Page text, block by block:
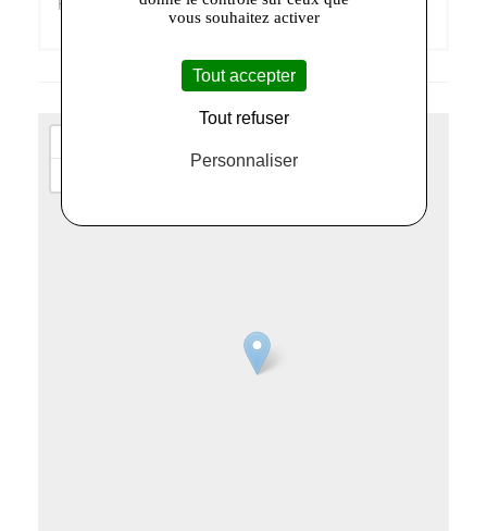
Retrouvez-moi sur Facebook!
vous souhaitez activer
Tout accepter
Tout refuser
Personnaliser